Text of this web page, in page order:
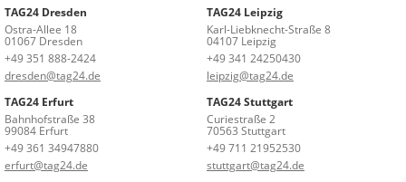
TAG24 Dresden
Ostra-Allee 18
01067 Dresden
+49 351 888-2424
dresden@tag24.de
TAG24 Leipzig
Karl-Liebknecht-Straße 8
04107 Leipzig
+49 341 24250430
leipzig@tag24.de
TAG24 Erfurt
Bahnhofstraße 38
99084 Erfurt
+49 361 34947880
erfurt@tag24.de
TAG24 Stuttgart
Curiestraße 2
70563 Stuttgart
+49 711 21952530
stuttgart@tag24.de